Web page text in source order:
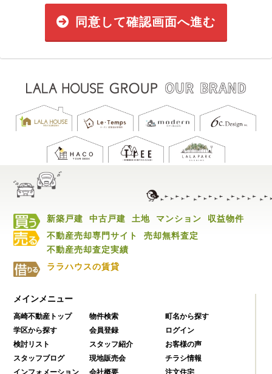
同意して確認画面へ進む
新築戸建 中古戸建 土地 マンション
収益物件
不動産売却専門サイト
売却無料査定
不動産売却査定実績
ララハウスの賃貸
メインメニュー
高崎不動産トップ 物件検索
町名から探す
学区から探す
会員登録
ログイン
検討リスト
スタッフ紹介
お客様の声
スタッフブログ
現地販売会
チラシ情報
インフォメーション
会社概要 注文住宅